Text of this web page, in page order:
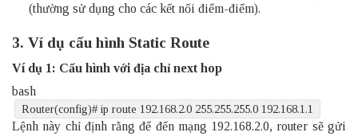
(thường sử dụng cho các kết nối điểm-điểm).
3. Ví dụ cấu hình Static Route
Ví dụ 1: Cấu hình với địa chỉ next hop
bash
Router(config)# ip route 192.168.2.0 255.255.255.0 192.168.1.1
Lệnh này chỉ định rằng để đến mạng 192.168.2.0, router sẽ gửi